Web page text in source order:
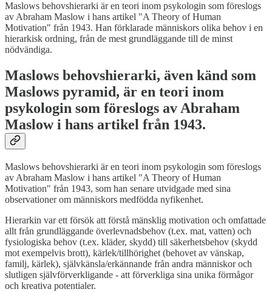
Maslows behovshierarki är en teori inom psykologin som föreslogs
av Abraham Maslow i hans artikel "A Theory of Human
Motivation" från 1943. Han förklarade människors olika behov i en
hierarkisk ordning, från de mest grundläggande till de minst
nödvändiga.
Maslows behovshierarki, även känd som
Maslows pyramid, är en teori inom
psykologin som föreslogs av Abraham
Maslow i hans artikel från 1943.
Maslows behovshierarki är en teori inom psykologin som föreslogs
av Abraham Maslow i hans artikel "A Theory of Human
Motivation" från 1943, som han senare utvidgade med sina
observationer om människors medfödda nyfikenhet.
Hierarkin var ett försök att förstå mänsklig motivation och omfattade
allt från grundläggande överlevnadsbehov (t.ex. mat, vatten) och
fysiologiska behov (t.ex. kläder, skydd) till säkerhetsbehov (skydd
mot exempelvis brott), kärlek/tillhörighet (behovet av vänskap,
familj, kärlek), självkänsla/erkännande från andra människor och
slutligen självförverkligande - att förverkliga sina unika förmågor
och kreativa potentialer.